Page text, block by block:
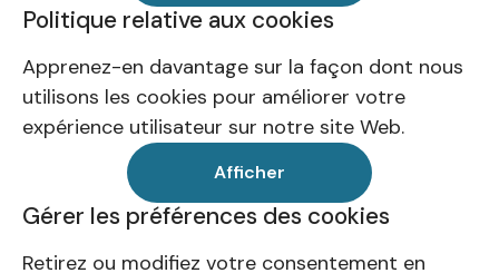
Politique relative aux cookies
Apprenez-en davantage sur la façon dont nous
utilisons les cookies pour améliorer votre
expérience utilisateur sur notre site Web.
Afficher
Gérer les préférences des cookies
Retirez ou modifiez votre consentement en